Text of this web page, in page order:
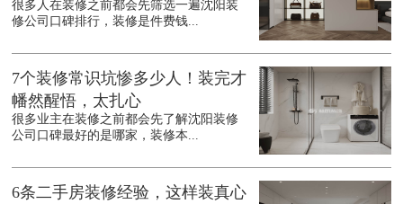
很多人在装修之前都会先筛选一遍沈阳装
修公司口碑排行，装修是件费钱...
7个装修常识坑惨多少人！装完才
幡然醒悟，太扎心
很多业主在装修之前都会先了解沈阳装修
公司口碑最好的是哪家，装修本...
6条二手房装修经验，这样装真心